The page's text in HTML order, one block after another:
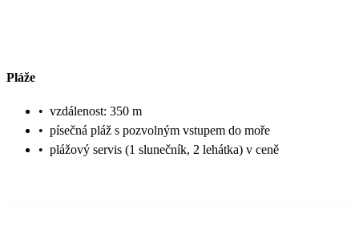
Pláže
• vzdálenost: 350 m
• písečná pláž s pozvolným vstupem do moře
• plážový servis (1 slunečník, 2 lehátka) v ceně